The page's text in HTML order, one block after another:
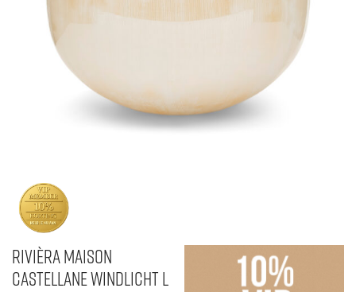
Rivièra Maison
Castellane Windlicht L